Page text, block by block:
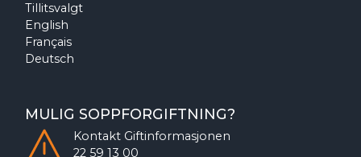
Tillitsvalgt
English
Français
Deutsch
MULIG SOPPFORGIFTNING?
Kontakt Giftinformasjonen
22 59 13 00